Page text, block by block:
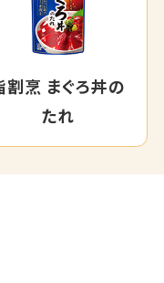
割烹 まぐろ丼の
たれ